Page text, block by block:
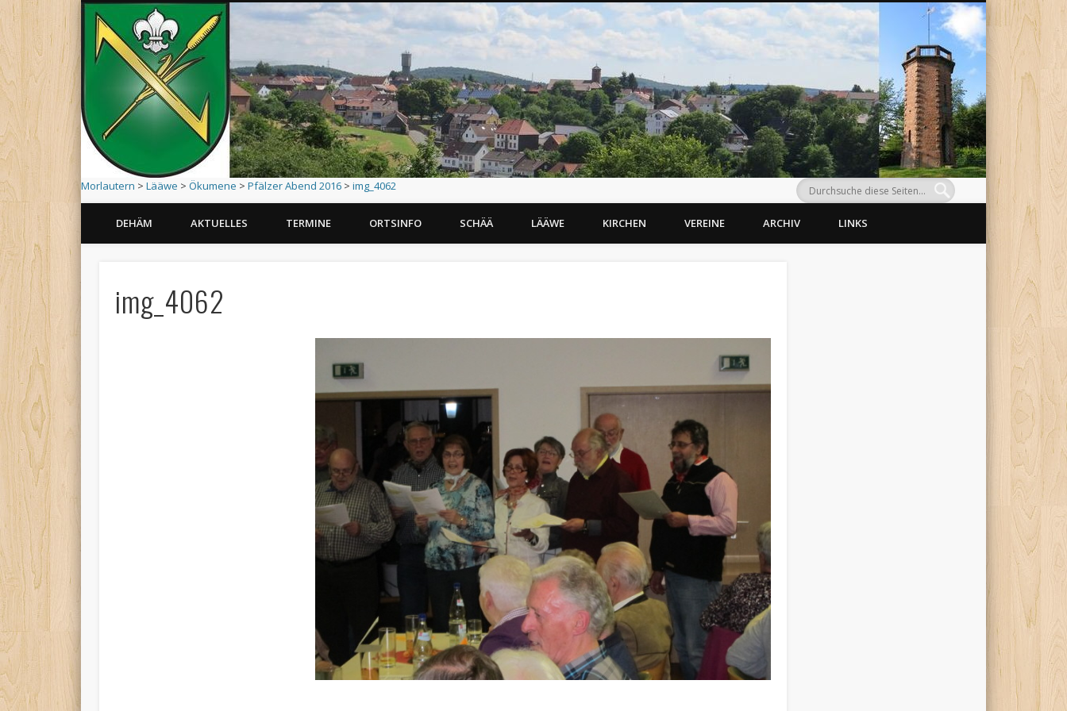
Morlautern > Lääwe > Ökumene > Pfälzer Abend 2016 > img_4062
DEHÄM AKTUELLES TERMINE ORTSINFO SCHÄÄ LÄÄWE KIRCHEN VEREINE ARCHIV LINKS
img_4062